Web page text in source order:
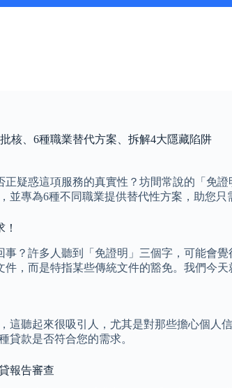
核、6種職業替代方案、拆解4大隱藏陷阱
疑惑這項服務的真實性？坊間常說的「免
專為6種不同職業提供替代性方案，助您
？許多人聽到「免證明」三個字，可能會
件，而是特指某些傳統文件的豁免。我們今
這聽起來很吸引人，尤其是對那些擔心個人
貸款是否符合您的需求。
報告審查